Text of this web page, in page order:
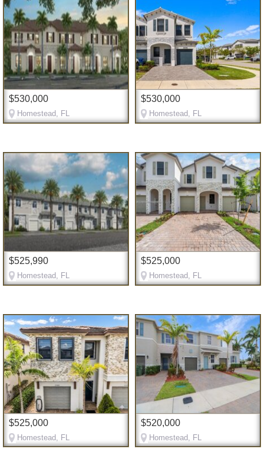
$530,000
Homestead, FL
$530,000
Homestead, FL
$525,990
Homestead, FL
$525,000
Homestead, FL
$525,000
Homestead, FL
$520,000
Homestead, FL